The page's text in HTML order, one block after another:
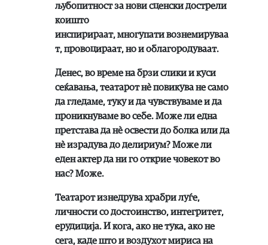
љубопитност за нови сценски дострели
коишто
инспирираат, многупати вознемируваа
т, провоцираат, но и облагородуваат.
Денес, во време на брзи слики и куси
сеќавања, театарот нè повикува не само
да гледаме, туку и да чувствуваме и да
проникнуваме во себе. Може ли една
претстава да нè освести до болка или да
нè израдува до делириум? Може ли
еден актер да ни го открие човекот во
нас? Може.
Театарот изнедрува храбри луѓе,
личности со достоинство, интегритет,
ерудиција. И кога, ако не тука, ако не
сега, каде што и воздухот мириса на